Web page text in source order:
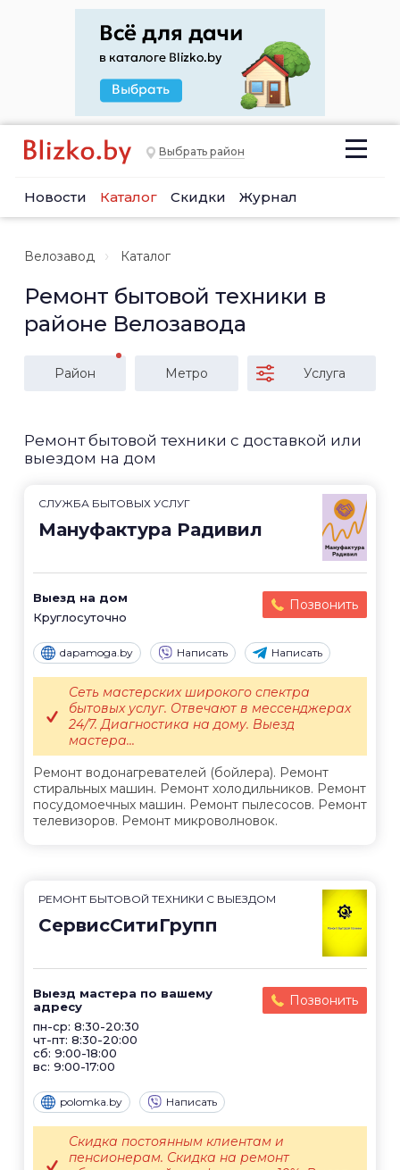
Выбрать район
Новости Каталог Скидки Журнал
Велозавод Каталог
Ремонт бытовой техники в
районе Велозавода
Район Метро Услуга
Ремонт бытовой техники с доставкой или
выездом на дом
СЛУЖБА БЫТОВЫХ УСЛУГ
Мануфактура Радивил
Выезд на дом
Круглосуточно
Позвонить
dapamoga.by Написать Написать
Ремонт водонагревателей (бойлера). Ремонт
стиральных машин. Ремонт холодильников. Ремонт
посудомоечных машин. Ремонт пылесосов. Ремонт
телевизоров. Ремонт микроволновок.
Сеть мастерских широкого спектра
бытовых услуг. Отвечают в мессенджерах
24/7. Диагностика на дому. Выезд
мастера...
РЕМОНТ БЫТОВОЙ ТЕХНИКИ С ВЫЕЗДОМ
СервисСитиГрупп
Выезд мастера по вашему
адресу
пн-ср: 8:30-20:30
чт-пт: 8:30-20:00
сб: 9:00-18:00
вс: 9:00-17:00
Позвонить
polomka.by Написать
Скидка постоянным клиентам и
пенсионерам. Скидка на ремонт